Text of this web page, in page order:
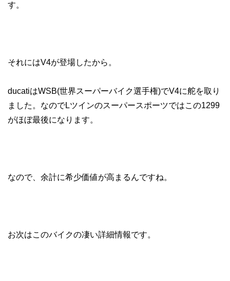
す。
それにはV4が登場したから。
ducatiはWSB(世界スーパーバイク選手権)でV4に舵を取り
ました。なのでLツインのスーパースポーツではこの1299
がほぼ最後になります。
なので、余計に希少価値が高まるんですね。
お次はこのバイクの凄い詳細情報です。